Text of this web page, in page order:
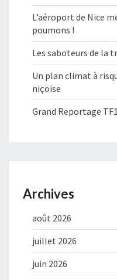
L’aéroport de Nice
poumons !
Les saboteurs de la
Un plan climat à
niçoise
Grand Reportage
Archives
août 2026
juillet 2026
juin 2026